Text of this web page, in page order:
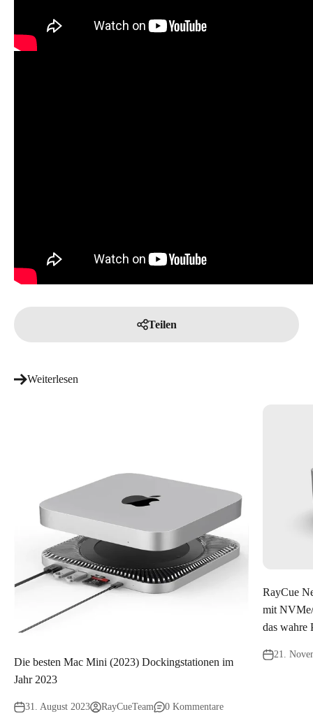
Teilen
Weiterlesen
Die besten Mac Mini (2023) Dockingstationen im
Jahr 2023
31. August 2023 RayCueTeam 0 Kommentare
RayCue
mit NVMe/
das wahre
21.